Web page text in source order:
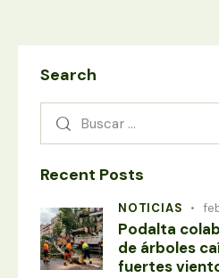
Search
Recent Posts
NOTICIAS
Podalta
de árboles
fuertes